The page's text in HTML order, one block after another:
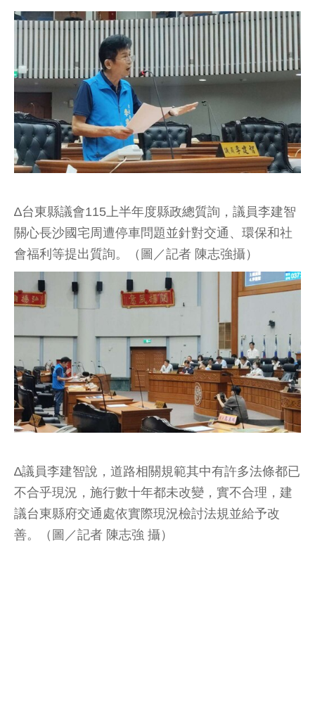
∆台東縣議會115上半年度縣政總質詢，議員李建智
關心長沙國宅周遭停車問題並針對交通、環保和社
會福利等提出質詢。（圖／記者 陳志強攝）
∆議員李建智說，道路相關規範其中有許多法條都已
不合乎現況，施行數十年都未改變，實不合理，建
議台東縣府交通處依實際現況檢討法規並給予改
善。（圖／記者 陳志強 攝）